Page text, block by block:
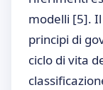
modelli [5].
principi di
ciclo di vita